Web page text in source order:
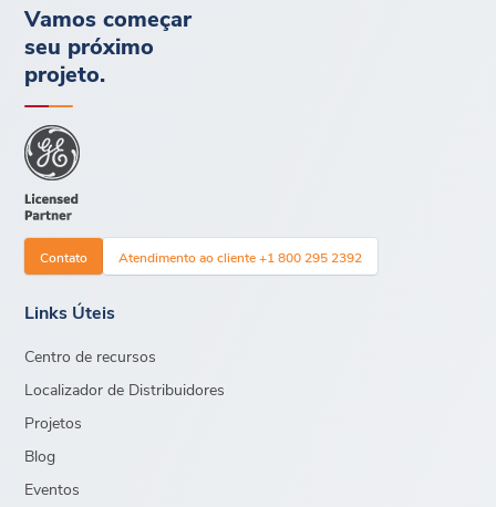
Vamos começar
seu próximo
projeto.
Contato Atendimento ao cliente +1 800 295 2392
Links Úteis
Centro de recursos
Localizador de Distribuidores
Projetos
Blog
Eventos